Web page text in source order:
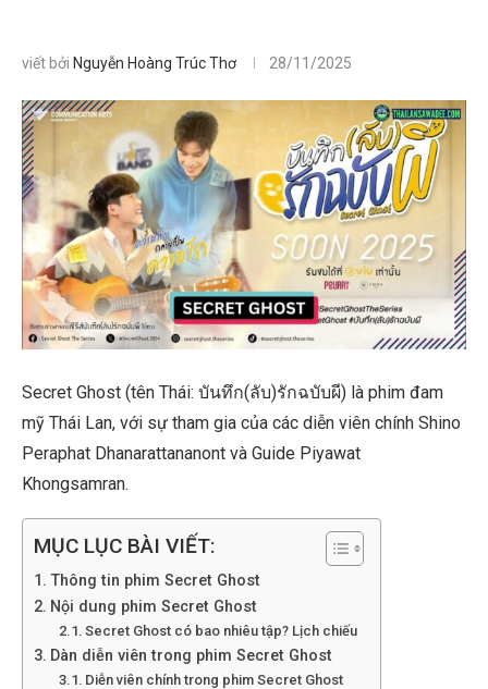
viết bởi Nguyễn Hoàng Trúc Thơ 28/11/2025
Secret Ghost (tên Thái: บันทึก(ลับ)รักฉบับผี) là phim đam
mỹ Thái Lan, với sự tham gia của các diễn viên chính Shino
Peraphat Dhanarattananont và Guide Piyawat
Khongsamran.
MỤC LỤC BÀI VIẾT:
Thông tin phim Secret Ghost
Nội dung phim Secret Ghost
Secret Ghost có bao nhiêu tập? Lịch chiếu
Dàn diễn viên trong phim Secret Ghost
Diễn viên chính trong phim Secret Ghost